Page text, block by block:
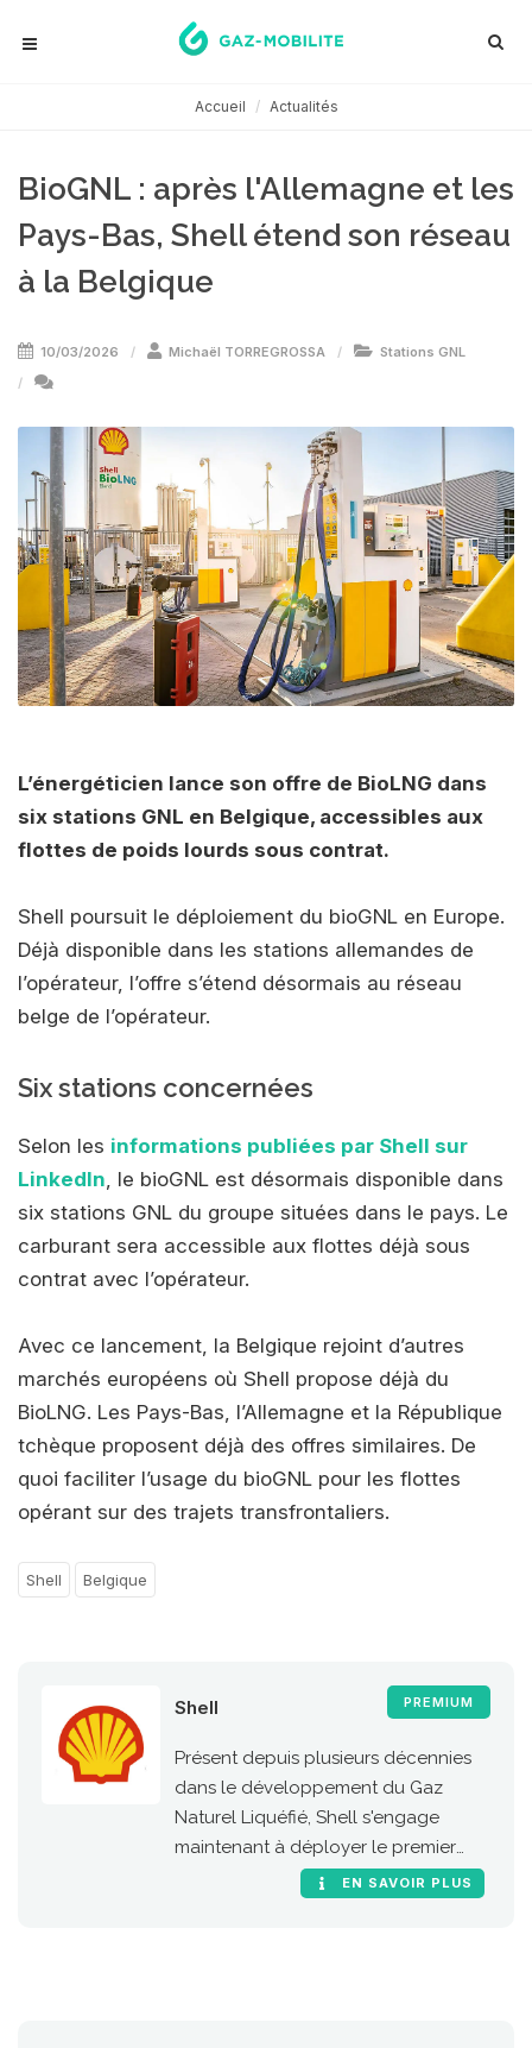
Accueil Actualités
BioGNL : après l'Allemagne et les
Pays-Bas, Shell étend son réseau
à la Belgique
10/03/2026 Michaël TORREGROSSA Stations GNL
L’énergéticien lance son offre de BioLNG dans
six stations GNL en Belgique, accessibles aux
flottes de poids lourds sous contrat.
Shell poursuit le déploiement du bioGNL en Europe.
Déjà disponible dans les stations allemandes de
l’opérateur, l’offre s’étend désormais au réseau
belge de l’opérateur.
Six stations concernées
Selon les informations publiées par Shell sur
LinkedIn, le bioGNL est désormais disponible dans
six stations GNL du groupe situées dans le pays. Le
carburant sera accessible aux flottes déjà sous
contrat avec l’opérateur.
Avec ce lancement, la Belgique rejoint d’autres
marchés européens où Shell propose déjà du
BioLNG. Les Pays-Bas, l’Allemagne et la République
tchèque proposent déjà des offres similaires. De
quoi faciliter l’usage du bioGNL pour les flottes
opérant sur des trajets transfrontaliers.
Shell Belgique
PREMIUM
Shell
Présent depuis plusieurs décennies
dans le développement du Gaz
Naturel Liquéfié, Shell s'engage
maintenant à déployer le premier
réseau européen de stations GNV le
EN SAVOIR PLUS